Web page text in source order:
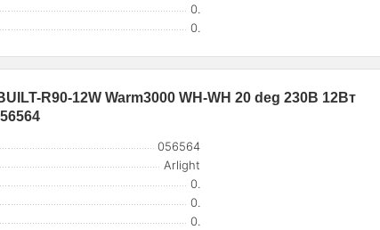
0.
0.
R90-12W Warm3000 WH-WH 20 deg 230В 12Вт
056564
Arlight
0.
0.
0.